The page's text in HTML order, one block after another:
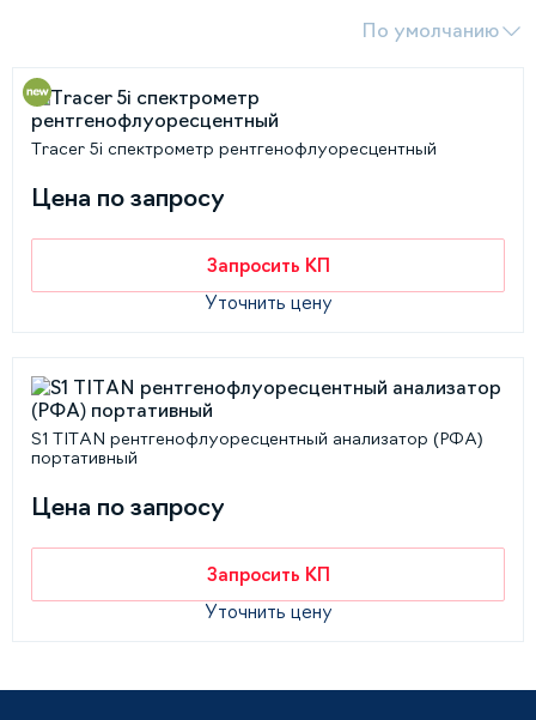
По умолчанию
Tracer 5i спектрометр рентгенофлуоресцентный
Цена по запросу
Запросить КП
Уточнить цену
S1 TITAN рентгенофлуоресцентный анализатор (РФА)
портативный
Цена по запросу
Запросить КП
Уточнить цену